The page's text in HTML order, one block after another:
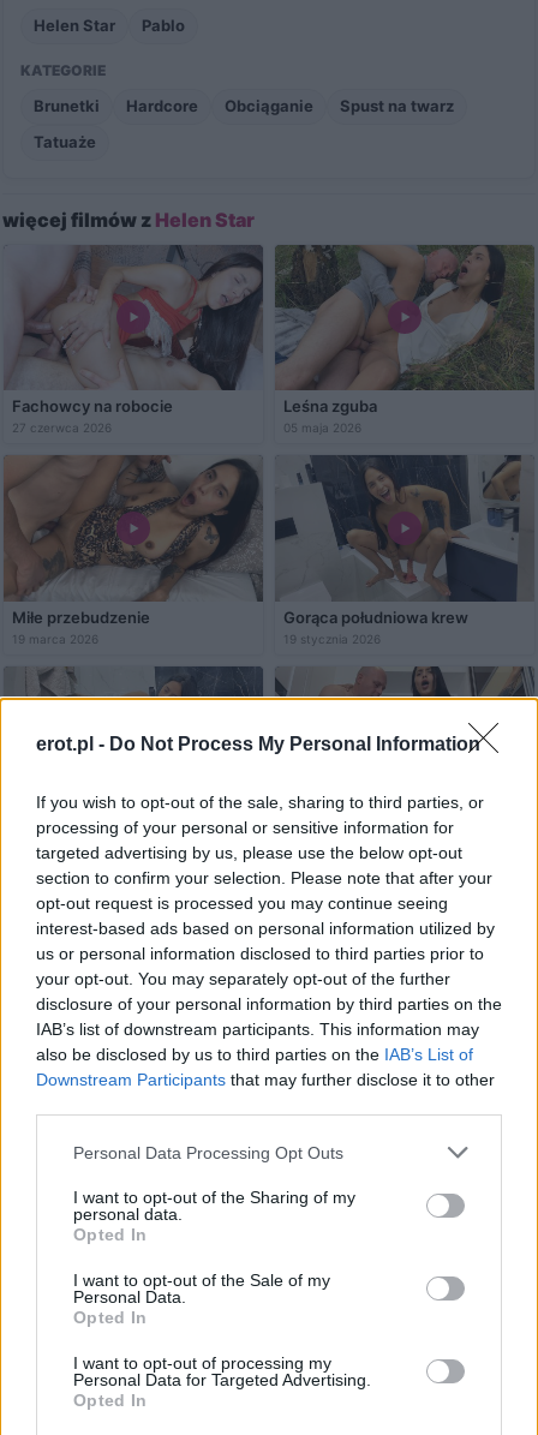
erot.pl - Do Not Process My Personal Information
If you wish to opt-out of the sale, sharing to third parties, or
processing of your personal or sensitive information for
targeted advertising by us, please use the below opt-out
section to confirm your selection. Please note that after your
opt-out request is processed you may continue seeing
interest-based ads based on personal information utilized by
us or personal information disclosed to third parties prior to
your opt-out. You may separately opt-out of the further
disclosure of your personal information by third parties on the
IAB’s list of downstream participants. This information may
also be disclosed by us to third parties on the IAB’s List of
Downstream Participants that may further disclose it to other
Please note that this website/app uses one or more Google
not limited to your visit or usage behaviour. You may click to
grant or deny consent to Google and its third-party tags to
use your data for below specified purposes in below Google
consent section.
Personal Data Processing Opt Outs
I want to opt-out of the Sharing of my
personal data.
Opted In
I want to opt-out of the Sale of my
Personal Data.
Opted In
I want to opt-out of processing my
Personal Data for Targeted Advertising.
Opted In
Helen Star Pablo
KATEGORIE
Brunetki Hardcore Obciąganie
Spust na twarz
Tatuaże
więcej filmów z Helen Star
Fachowcy na robocie
27 czerwca 2026
Leśna zguba
05 maja 2026
Miłe przebudzenie
19 marca 2026
Gorąca południowa krew
19 stycznia 2026
Nikt nie jest idealny
03 stycznia 2026
Szafa
16 grudnia 2025
Wenezuelka w polskim lesie
27 października 2025
Masażystka